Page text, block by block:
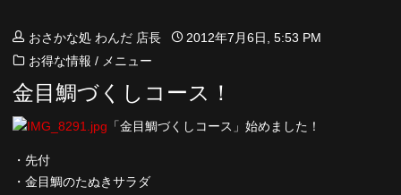
おさかな処 わんだ 店長
2012年7月6日, 5:53 PM
お得な情報 / メニュー
金目鯛づくしコース！
「金目鯛づくしコース」始めました！
・先付
・金目鯛のたぬきサラダ